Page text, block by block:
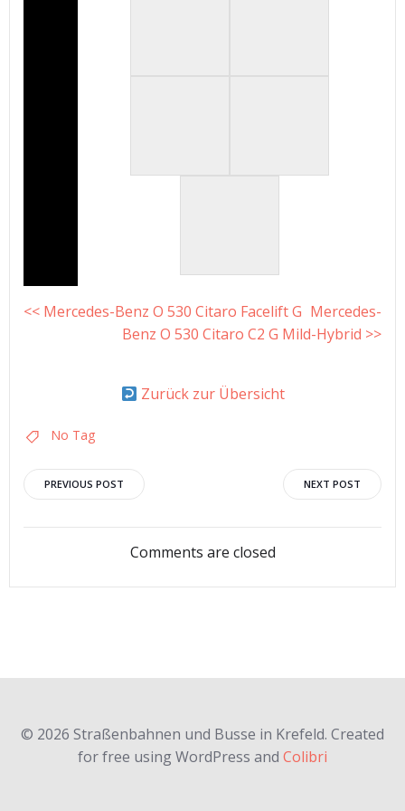
<< Mercedes-Benz O 530 Citaro Facelift G Mercedes-
Benz O 530 Citaro C2 G Mild-Hybrid >>
Zurück zur Übersicht
No Tag
Post
navigation
PREVIOUS POST
navigation
NEXT POST
Comments are closed
© 2026 Straßenbahnen und Busse in Krefeld. Created
for free using WordPress and Colibri